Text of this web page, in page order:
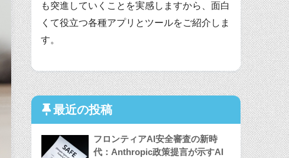
も突進していくことを実感しますから、面白
くて役立つ各種アプリとツールをご紹介しま
す。
最近の投稿
フロンティアAI安全審査の新時
代：Anthropic政策提言が示すAI